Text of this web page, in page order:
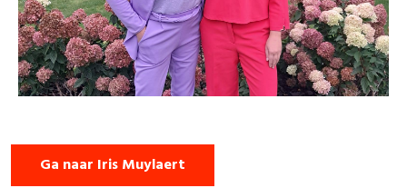
Ga naar Iris Muylaert